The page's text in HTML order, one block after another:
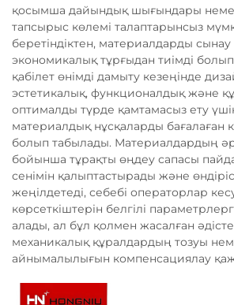
қосымша дайындық шығындары
тапсырыс көлемі талаптарынсыз
беретіндіктен, материалдарды сынау
экономикалық тұрғыдан тиімді
қабілет өнімді дамыту кезеңінде
эстетикалық, функционалдық және
оптималды түрде қамтамасыз ету
материалдық нұсқаларды бағалаған
болып табылады. Материалдардың
бойынша тұрақты өңдеу сапасы
сенімін қалыптастырады және
жеңілдетеді, себебі операторлар
көрсеткіштерін белгілі
алады, ал бұл қолмен жасалған
механикалық құралдардың тозуы
айнымалылығын компенсациялау